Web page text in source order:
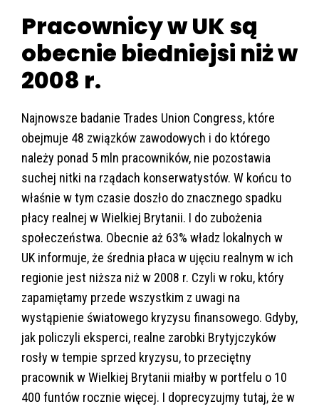
Pracownicy w UK są
obecnie biedniejsi niż w
2008 r.
Najnowsze badanie Trades Union Congress, które
obejmuje 48 związków zawodowych i do którego
należy ponad 5 mln pracowników, nie pozostawia
suchej nitki na rządach konserwatystów. W końcu to
właśnie w tym czasie doszło do znacznego spadku
płacy realnej w Wielkiej Brytanii. I do zubożenia
społeczeństwa. Obecnie aż 63% władz lokalnych w
UK informuje, że średnia płaca w ujęciu realnym w ich
regionie jest niższa niż w 2008 r. Czyli w roku, który
zapamiętamy przede wszystkim z uwagi na
wystąpienie światowego kryzysu finansowego. Gdyby,
jak policzyli eksperci, realne zarobki Brytyjczyków
rosły w tempie sprzed kryzysu, to przeciętny
pracownik w Wielkiej Brytanii miałby w portfelu o 10
400 funtów rocznie więcej. I doprecyzujmy tutaj, że w